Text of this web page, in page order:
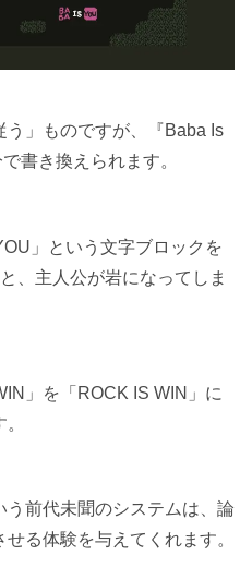
」ものですが、『Baba Is
書き換えられます。
」という文字ブロックを
、主人公が岩になってしま
」を「ROCK IS WIN」に
う前代未聞のシステムは、論
る体験を与えてくれます。